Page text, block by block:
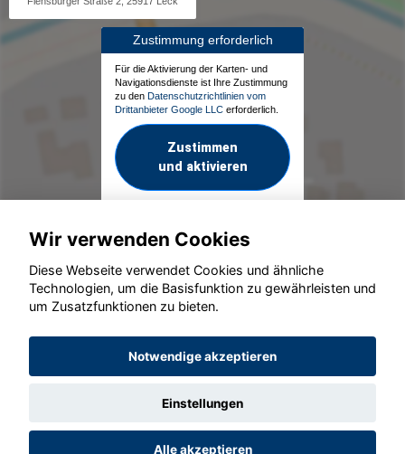
Zustimmung erforderlich
Für die Aktivierung der Karten- und
Navigationsdienste ist Ihre Zustimmung
zu den Datenschutzrichtlinien vom
Drittanbieter Google LLC erforderlich.
Zustimmen
und aktivieren
© konjunkturmotor.de GmbH 2020 - 2026
Wir verwenden Cookies
Diese Webseite verwendet Cookies und ähnliche
Technologien, um die Basisfunktion zu gewährleisten und
um Zusatzfunktionen zu bieten.
Notwendige akzeptieren
Einstellungen
Alle akzeptieren